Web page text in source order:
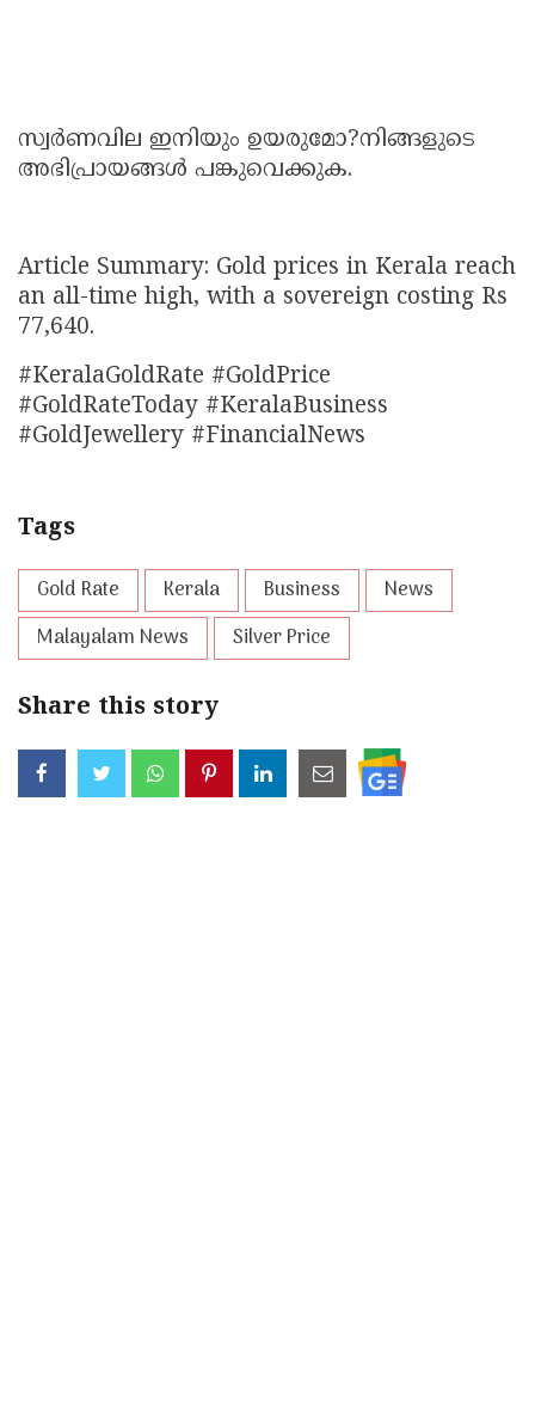
സ്വർണവില ഇനിയും ഉയരുമോ?നിങ്ങളുടെ
അഭിപ്രായങ്ങൾ പങ്കുവെക്കുക.
Article Summary: Gold prices in Kerala reach
an all-time high, with a sovereign costing Rs
77,640.
#KeralaGoldRate #GoldPrice
#GoldRateToday #KeralaBusiness
#GoldJewellery #FinancialNews
Tags
Gold Rate Kerala Business
News
Malayalam News
Silver Price
Share this story